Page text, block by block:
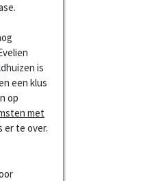
is
een klus
op
met
er te over.